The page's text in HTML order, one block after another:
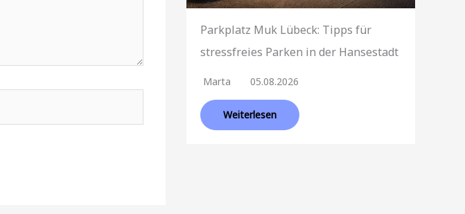
Parkplatz Muk Lübeck: Tipps für
stressfreies Parken in der Hansestadt
Marta 05.08.2026
Weiterlesen